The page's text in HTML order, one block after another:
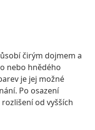
čirým dojmem a
nebo hnědého
je jej možné
Po osazení
od vyšších